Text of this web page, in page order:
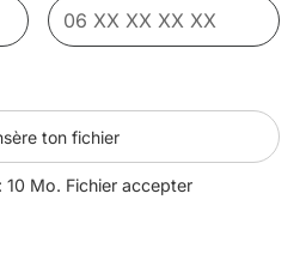
ton fichier
10 Mo. Fichier accepter